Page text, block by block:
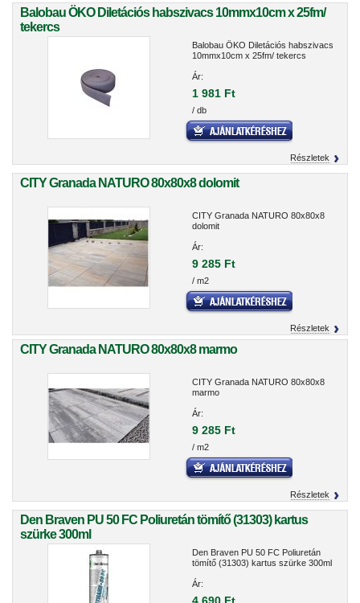
Balobau ÖKO Diletációs habszivacs 10mmx10cm x 25fm/
tekercs
Balobau ÖKO Diletációs habszivacs
10mmx10cm x 25fm/ tekercs
Ár:
1 981 Ft
/ db
Részletek
CITY Granada NATURO 80x80x8 dolomit
CITY Granada NATURO 80x80x8
dolomit
Ár:
9 285 Ft
/ m2
Részletek
CITY Granada NATURO 80x80x8 marmo
CITY Granada NATURO 80x80x8
marmo
Ár:
9 285 Ft
/ m2
Részletek
Den Braven PU 50 FC Poliuretán tömítő (31303) kartus
szürke 300ml
Den Braven PU 50 FC Poliuretán
tömítő (31303) kartus szürke 300ml
Ár: